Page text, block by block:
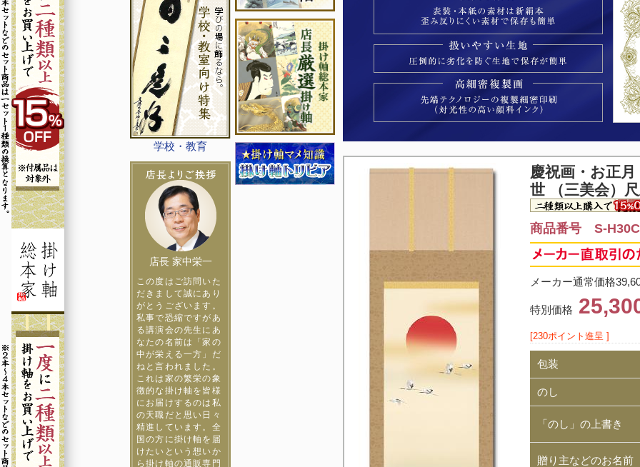
学校・教育
店長 家中栄一
この度はご訪問いた
だきまして誠にあり
がとうございます。
私事で恐縮ですがあ
る講演会の先生にあ
なたの名前は「家の
中が栄える一方」だ
ねと言われました。
これは家の繁栄の象
徴的な掛け軸を皆様
にお届けするのは私
の天職だと思い日々
精進しています。全
国の方に掛け軸を届
けたいという想いか
ら掛け軸の通販専門
慶祝画・お正
世 （三美会）
商品番号 S-
メーカー通常価格
特別価格
[230ポイント進呈 ]
包装
のし
「のし」の上書き
贈り主などのお名前